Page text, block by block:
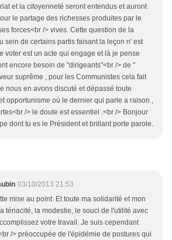
et la citoyenneté seront entendus et auront
le partage des richesses produites par le
forces<br /> vives. Cette question de la
sein de certains partis faisant la leçon n' est
voter est un acte qui engage et là je pense
encore besoin de "dirigeants"<br /> de "
suprême , pour les Communistes cela fait
nous en avons discuté et dépassé toute
opportunisme où le dernier qui parle a raison ,
/> le doute est essentiel .<br /> Bonjour
dont tu es le Président et brillant porte parole.
03/10/2013 21:53
mise au point. Et toute ma solidarité et mon
ténacité, la modestie, le souci de l'utilité avec
votre travail. Je suis cependant
/> préoccupée de l'épidémie de postures qui